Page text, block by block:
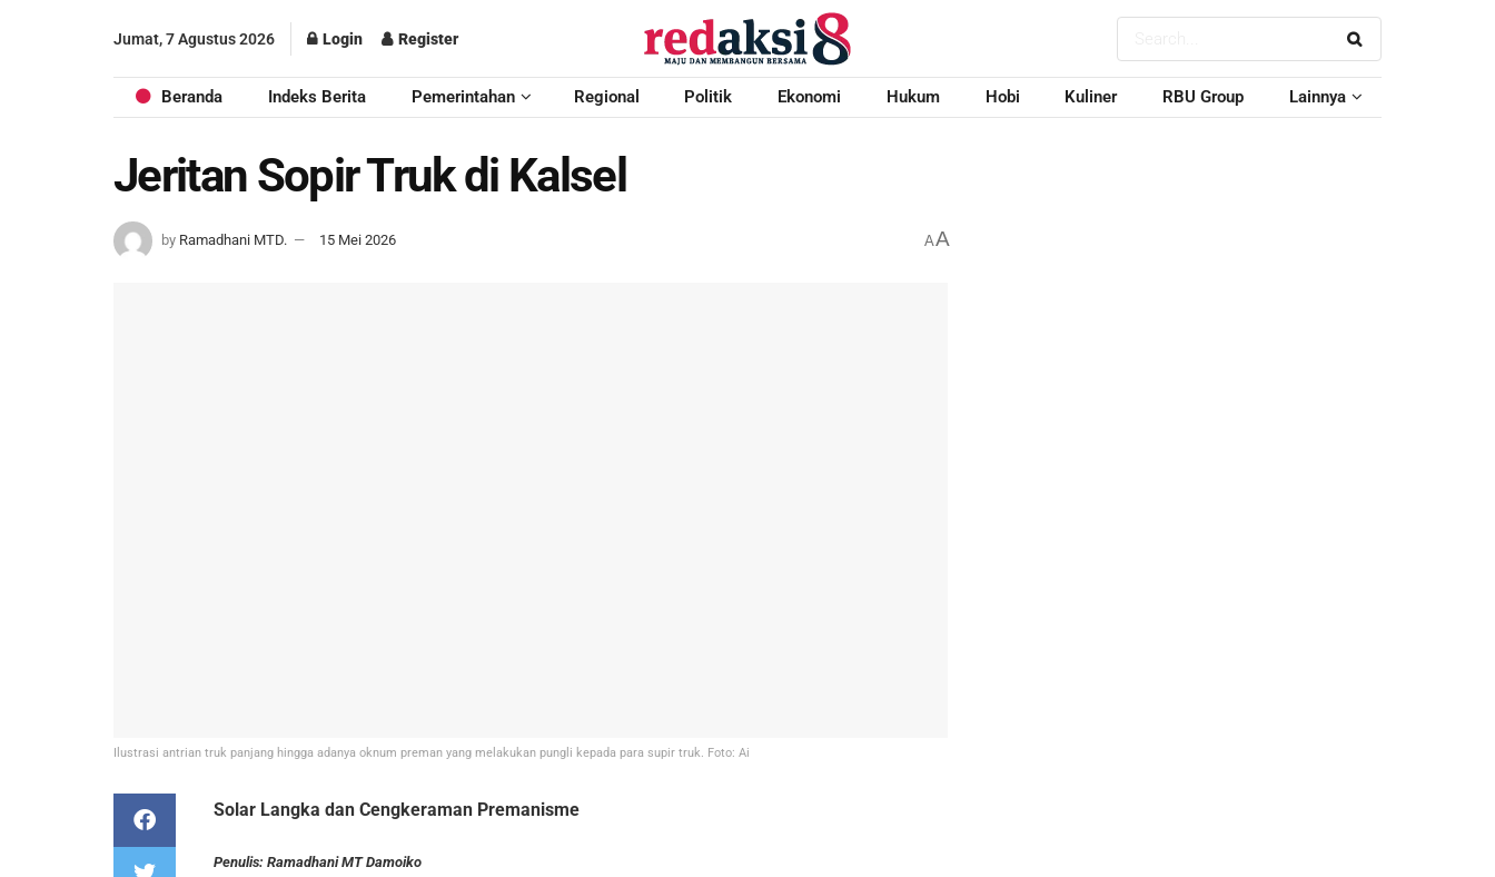
Jumat, 7 Agustus 2026 Login Register
Beranda Indeks Berita Pemerintahan Regional Politik Ekonomi Hukum Hobi Kuliner RBU Group Lainnya
Jeritan Sopir Truk di Kalsel
by Ramadhani MTD. 15 Mei 2026 AA
Ilustrasi antrian truk panjang hingga adanya oknum preman yang melakukan pungli kepada para supir truk. Foto: Ai
Solar Langka dan Cengkeraman Premanisme
Penulis: Ramadhani MT Damoiko